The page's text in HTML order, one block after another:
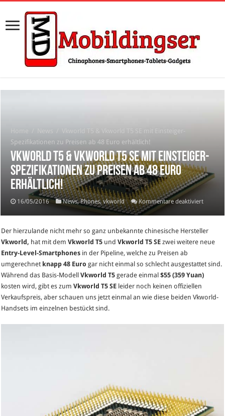
Home / / Vkworld T5 & Vkworld T5 SE mit Einsteiger-
Spezifikationen zu Preisen ab 48 Euro erhältlich!
Vkworld T5 & Vkworld T5 SE mit Einsteiger-
Spezifikationen zu Preisen ab 48 Euro
erhältlich!
16/05/2016 News,Phones,vkworld Kommentare deaktiviertfür
&
Vkworld
SE
mit
Preisen
Der hierzulande nicht mehr so ganz unbekannte chinesische Hersteller
Vkworld, hat mit demVkworld T5 undVkworld T5 SE zwei weitere neue
Entry-Level-Smartphones in der Pipeline, welche zu Preisen ab
umgerechnet knapp 48 Euro gar nicht einmal so schlecht ausgestattet sind.
Während das Basis-ModellVkworld T5gerade einmal$55 (359 Yuan)
kosten wird, gibt es zumVkworld T5 SE leider noch keinen offiziellen
Verkaufspreis, aber schauen uns jetzt einmal an wie diese beiden Vkworld-
Handsets im einzelnen bestückt sind.